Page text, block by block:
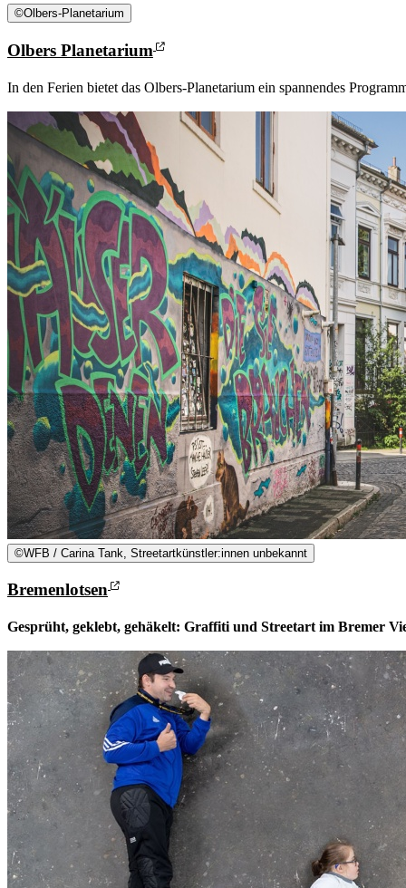
©Olbers-Planetarium
Olbers Planetarium
In den Ferien bietet das Olbers-Planetarium ein spannendes
©WFB / Carina Tank, Streetartkünstler:innen unbekannt
Bremenlotsen
Gesprüht, geklebt, gehäkelt: Graffiti und Streetart im Bremer